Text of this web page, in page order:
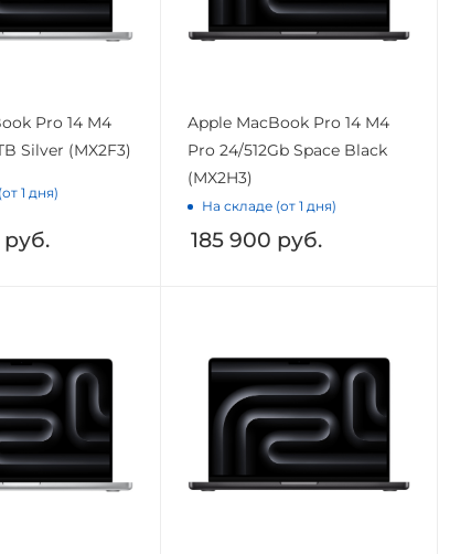
Pro 14 M4
Silver (MX2F3)
1 дня)
руб.
Apple MacBook Pro 14 M4
Pro 24/512Gb Space Black
(MX2H3)
На складе (от 1 дня)
185 900 руб.